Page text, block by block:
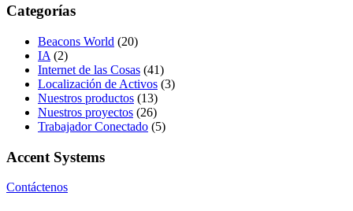
Categorías
Beacons World (20)
IA (2)
Internet de las Cosas (41)
Localización de Activos (3)
Nuestros productos (13)
Nuestros proyectos (26)
Trabajador Conectado (5)
Accent Systems
Contáctenos